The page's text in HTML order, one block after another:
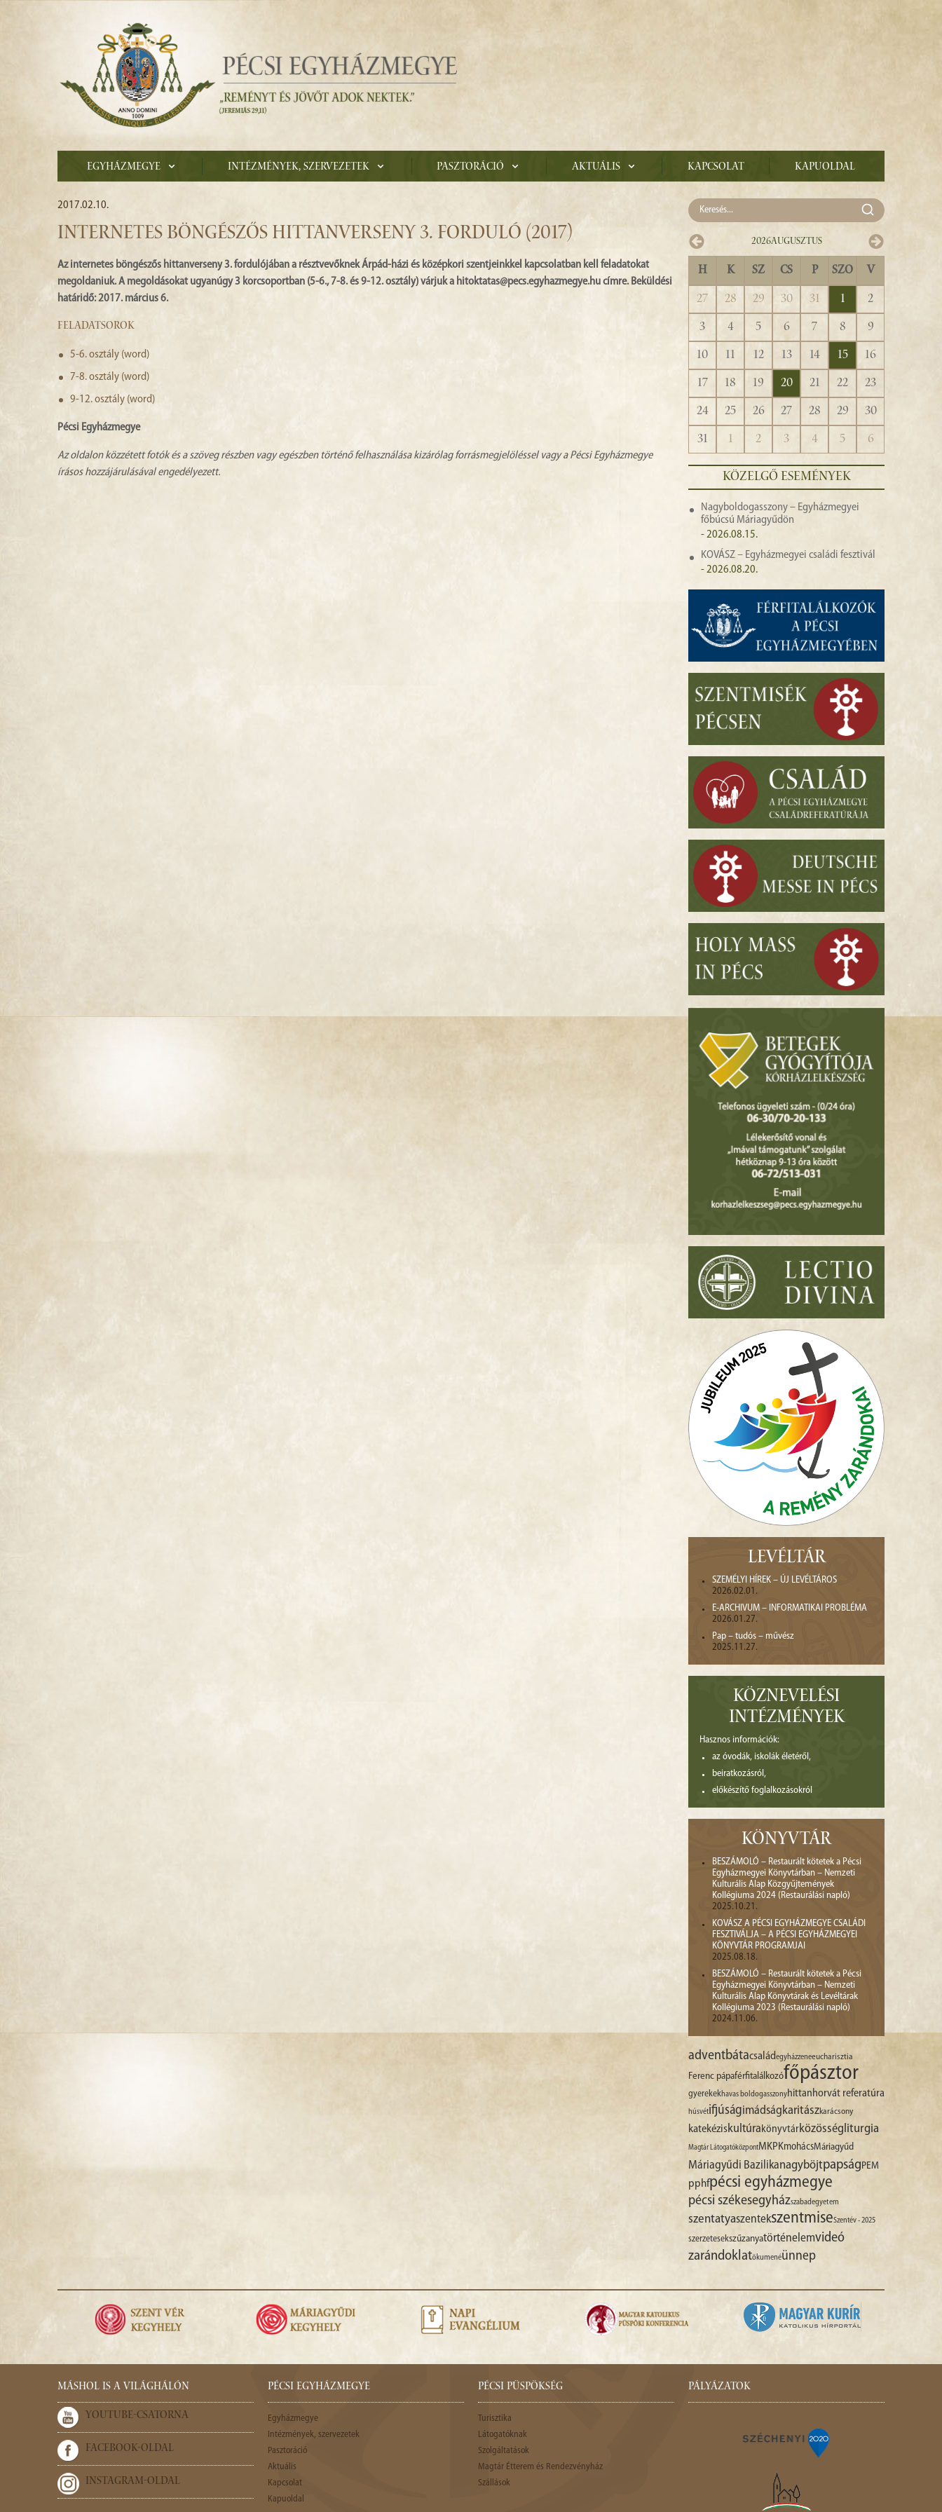
Egyházmegye Intézmények, szervezetek Pasztoráció Aktuális Kapcsolat Kapuoldal
2017.02.10.
INTERNETES BÖNGÉSZŐS HITTANVERSENY 3. FORDULÓ (2017)
Az internetes böngészős hittanverseny 3. fordulójában a résztvevőknek Árpád-házi és középkori szentjeinkkel kapcsolatban kell feladatokat
megoldaniuk. A megoldásokat ugyanúgy 3 korcsoportban (5-6., 7-8. és 9-12. osztály) várjuk a hitoktatas@pecs.egyhazmegye.hu címre. Beküldési
határidő: 2017. március 6.
FELADATSOROK
5-6. osztály (word)
7-8. osztály (word)
9-12. osztály (word)
Pécsi Egyházmegye
Az oldalon közzétett fotók és a szöveg részben vagy egészben történő felhasználása kizárólag forrásmegjelöléssel vagy a Pécsi Egyházmegye
írásos hozzájárulásával engedélyezett.
2026Augusztus
H K SZ CS P SZO V
27 28 29 30 31 1
2
3
4 5 6 7 8
9
10
11 12 13 14 15
16
17
18 19 20 21 22
23
24
25 26 27 28 29
30
31
1 2 3 4 5 6
KÖZELGŐ ESEMÉNYEK
Nagyboldogasszony – Egyházmegyei
főbúcsú Máriagyűdön
- 2026.08.15.
KOVÁSZ – Egyházmegyei családi fesztivál
- 2026.08.20.
LEVÉLTÁR
SZEMÉLYI HÍREK – ÚJ LEVÉLTÁROS
2026.02.01.
E-ARCHIVUM – INFORMATIKAI PROBLÉMA
2026.01.27.
Pap – tudós – művész
2025.11.27.
KÖZNEVELÉSI
INTÉZMÉNYEK
Hasznos információk:
az óvodák, iskolák életéről,
beiratkozásról,
előkészítő foglalkozásokról
KÖNYVTÁR
BESZÁMOLÓ – Restaurált kötetek a Pécsi
Egyházmegyei Könyvtárban – Nemzeti
Kulturális Alap Közgyűjtemények
Kollégiuma 2024 (Restaurálási napló)
2025.10.21.
KOVÁSZ A PÉCSI EGYHÁZMEGYE CSALÁDI
FESZTIVÁLJA – A PÉCSI EGYHÁZMEGYEI
KÖNYVTÁR PROGRAMJAI
2025.08.18.
BESZÁMOLÓ – Restaurált kötetek a Pécsi
Egyházmegyei Könyvtárban – Nemzeti
Kulturális Alap Könyvtárak és Levéltárak
Kollégiuma 2023 (Restaurálási napló)
2024.11.06.
adventbátacsaládegyházzeneeucharisztia
Ferenc pápaférfitalálkozófőpásztor
gyerekekhavas boldogasszonyhittanhorvát referatúra
húsvétifjúságimádságkaritászkarácsony
katekéziskultúra könyvtárközösségliturgia
Magtár LátogatóközpontMKPKmohácsMáriagyűd
Máriagyűdi Bazilikanagyböjtpapság PEM
pphfpécsi egyházmegye
pécsi székesegyházszabadegyetem
szentatyaszentekszentmiseSzentév - 2025
szerzetesekszűzanyatörténelemvideó
zarándoklatökumenéünnep
MÁSHOL IS A VILÁGHÁLÓN
YOUTUBE-CSATORNA
FACEBOOK-OLDAL
INSTAGRAM-OLDAL
PÉCSI EGYHÁZMEGYE
Egyházmegye
Intézmények, szervezetek
Pasztoráció
Aktuális
Kapcsolat
Kapuoldal
PÉCSI PÜSPÖKSÉG
Turisztika
Látogatóknak
Szolgáltatások
Magtár Étterem és Rendezvényház
Szállások
PÁLYÁZATOK